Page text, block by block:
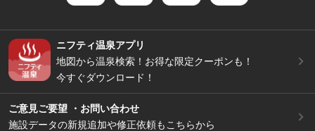
ニフティ温泉アプリ
地図から温泉検索！お得な限定クーポンも！
今すぐダウンロード！
ご意見ご要望 ・お問い合わせ
施設データの新規追加や修正依頼もこちらから